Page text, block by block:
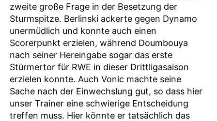
zweite große Frage in der Besetzung der
Sturmspitze. Berlinski ackerte gegen Dynamo
unermüdlich und konnte auch einen
Scorerpunkt erzielen, während Doumbouya
nach seiner Hereingabe sogar das erste
Stürmertor für RWE in dieser Drittligasaison
erzielen konnte. Auch Vonic machte seine
Sache nach der Einwechslung gut, so dass hier
unser Trainer eine schwierige Entscheidung
treffen muss. Hier könnte er tatsächlich das